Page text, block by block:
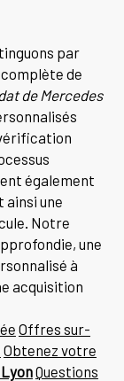
par
de
de Mercedes
également
ainsi une
Notre
une
à
acquisition
Offres sur-
Obtenez votre
Questions